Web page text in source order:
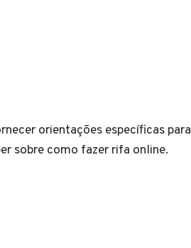
orientações específicas para
sobre como fazer rifa online.